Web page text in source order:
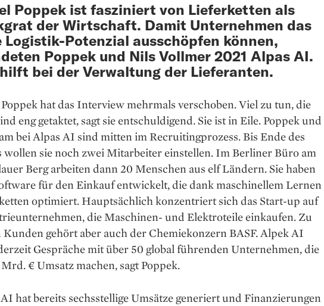
Poppek ist fasziniert von Lieferketten als
der Wirtschaft. Damit Unternehmen das
Logistik-Potenzial ausschöpfen können,
Poppek und Nils Vollmer 2021 Alpas AI.
bei der Verwaltung der Lieferanten.
hat das Interview mehrmals verschoben. Viel zu tun, die
eng getaktet, sagt sie entschuldigend. Sie ist in Eile. ­Poppek und
bei Alpas AI sind mitten im Recruitingprozess. Bis Ende des
wollen sie noch zwei Mitarbeiter einstellen. Im ­Berliner Büro am
Berg arbeiten dann 20 Menschen aus elf Ländern. Sie haben
für den Ein­kauf entwickelt, die dank maschinellem Lernen
optimiert. Hauptsächlich konzentriert sich das Start-up auf
die ­Maschinen- und ­Elektroteile einkaufen. Zu
Kunden gehört aber auch der Chemiekonzern BASF. Alpek AI
Gespräche mit über 50 global führenden Unternehmen, die
€ Umsatz ­machen, sagt Poppek.
hat bereits sechsstel­lige Umsätze generiert und Finanzierungen